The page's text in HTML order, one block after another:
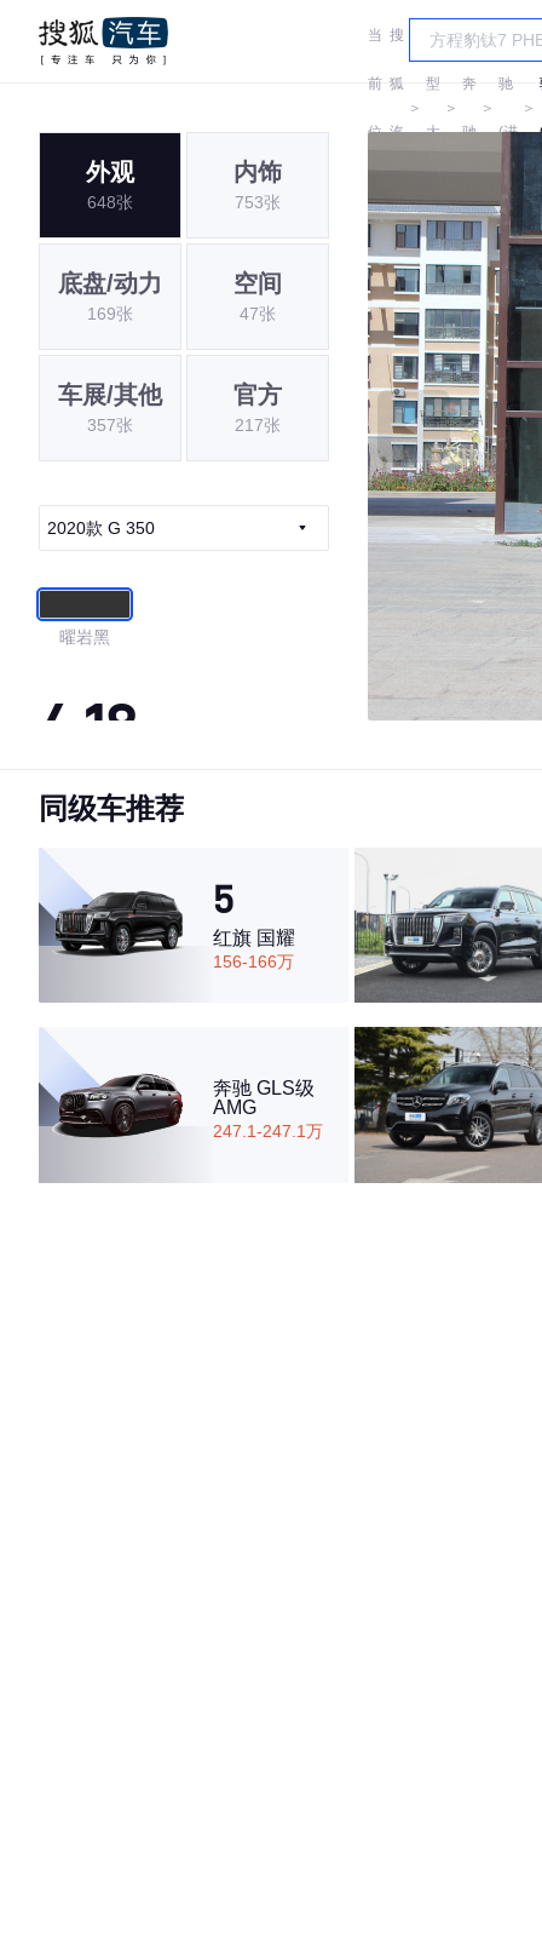
当
前
位
搜
狐
汽
＞
车
型
大
＞
奔
驰
＞
奔
驰
(进
＞
外观
648张
内饰
753张
底盘/动力
169张
空间
47张
车展/其他
357张
官方
217张
2020款 G 350
曜岩黑
4.18
·外观表现较为优秀，优于88%同级车
·空间表现一般，低于97%同级车
同级车推荐
5
红旗 国耀
156-166万
奔驰 GLS级
AMG
247.1-247.1万